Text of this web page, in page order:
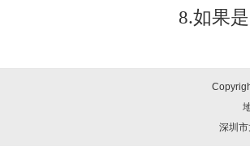
8.如果
深圳